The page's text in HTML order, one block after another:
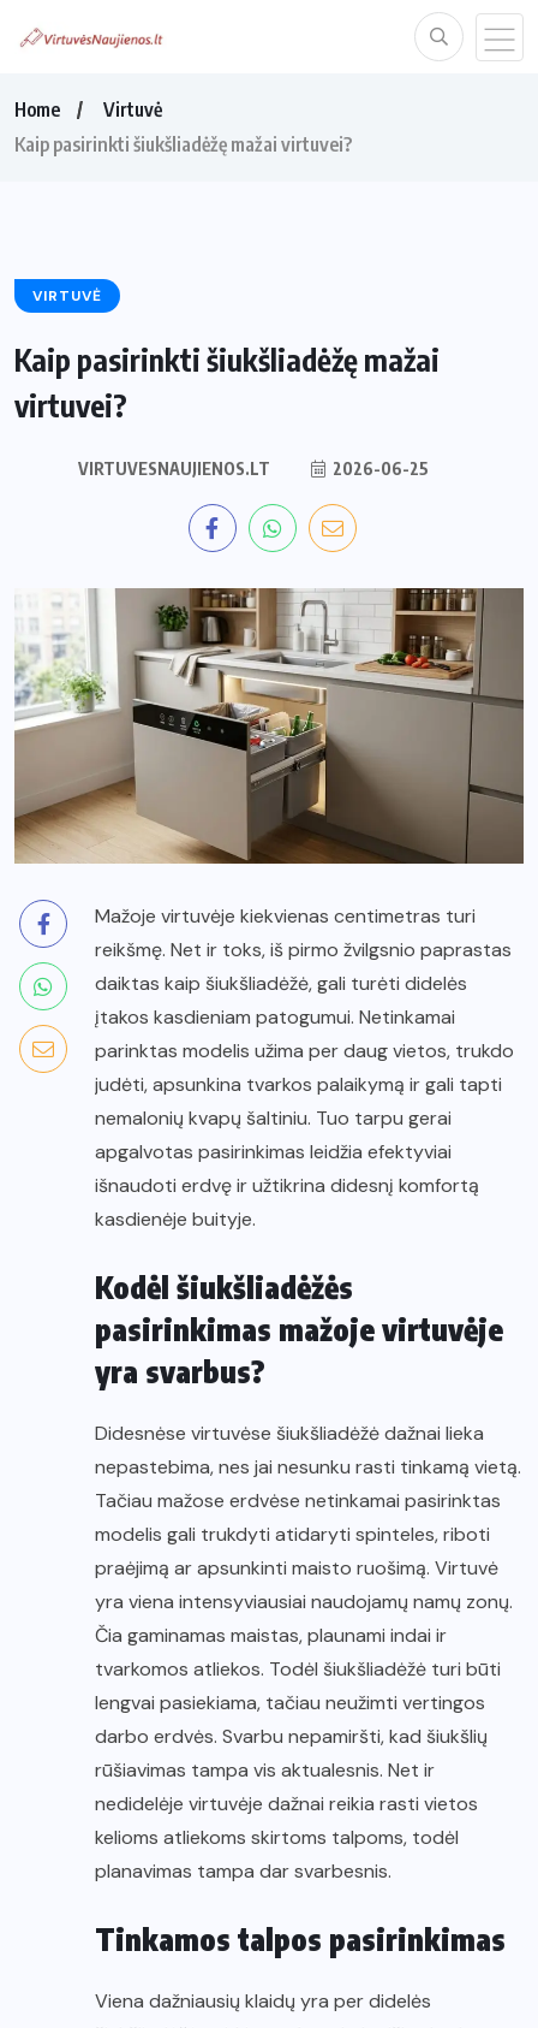
Home
Virtuvė
Kaip pasirinkti šiukšliadėžę mažai virtuvei?
VIRTUVĖ
Kaip pasirinkti šiukšliadėžę mažai
virtuvei?
VIRTUVESNAUJIENOS.LT 2026-06-25
Mažoje virtuvėje kiekvienas centimetras turi
reikšmę. Net ir toks, iš pirmo žvilgsnio paprastas
daiktas kaip šiukšliadėžė, gali turėti didelės
įtakos kasdieniam patogumui. Netinkamai
parinktas modelis užima per daug vietos, trukdo
judėti, apsunkina tvarkos palaikymą ir gali tapti
nemalonių kvapų šaltiniu. Tuo tarpu gerai
apgalvotas pasirinkimas leidžia efektyviai
išnaudoti erdvę ir užtikrina didesnį komfortą
kasdienėje buityje.
Kodėl šiukšliadėžės
pasirinkimas mažoje virtuvėje
yra svarbus?
Didesnėse virtuvėse šiukšliadėžė dažnai lieka
nepastebima, nes jai nesunku rasti tinkamą vietą.
Tačiau mažose erdvėse netinkamai pasirinktas
modelis gali trukdyti atidaryti spinteles, riboti
praėjimą ar apsunkinti maisto ruošimą. Virtuvė
yra viena intensyviausiai naudojamų namų zonų.
Čia gaminamas maistas, plaunami indai ir
tvarkomos atliekos. Todėl šiukšliadėžė turi būti
lengvai pasiekiama, tačiau neužimti vertingos
darbo erdvės. Svarbu nepamiršti, kad šiukšlių
rūšiavimas tampa vis aktualesnis. Net ir
nedidelėje virtuvėje dažnai reikia rasti vietos
kelioms atliekoms skirtoms talpoms, todėl
planavimas tampa dar svarbesnis.
Tinkamos talpos pasirinkimas
Viena dažniausių klaidų yra per didelės